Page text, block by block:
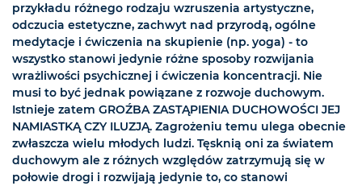
przykładu różnego rodzaju wzruszenia artystyczne,
odczucia estetyczne, zachwyt nad przyrodą, ogólne
medytacje i ćwiczenia na skupienie (np. yoga) - to
wszystko stanowi jedynie różne sposoby rozwijania
wrażliwości psychicznej i ćwiczenia koncentracji. Nie
musi to być jednak powiązane z rozwoje duchowym.
Istnieje zatem GROŹBA ZASTĄPIENIA DUCHOWOŚCI JEJ
NAMIASTKĄ CZY ILUZJĄ. Zagrożeniu temu ulega obecnie
zwłaszcza wielu młodych ludzi. Tęsknią oni za światem
duchowym ale z różnych względów zatrzymują się w
połowie drogi i rozwijają jedynie to, co stanowi